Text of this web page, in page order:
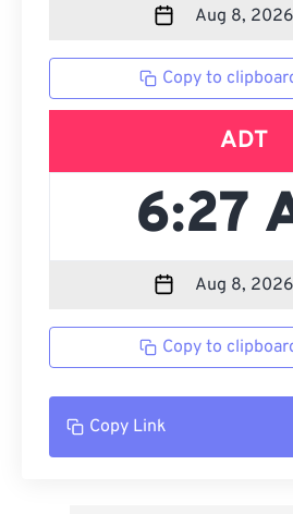
Copy to
ADT
Copy to
Copy Link